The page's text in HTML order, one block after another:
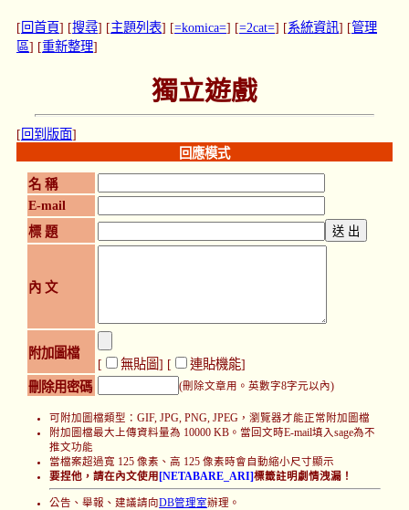
[ 回首頁] [搜尋] [主題列表] [=komica=] [=2cat=] [系統資訊] [管理
區] [重新整理]
獨立遊戲
[ 回到版面]
回應模式
名 稱
E-mail
標 題
內 文
附加圖檔
[ 無貼圖] [ 連貼機能]
刪除用密碼
(刪除文章用。英數字8字元以內)
可附加圖檔類型：GIF, JPG, PNG, JPEG，瀏覽器才能正常附加圖檔
附加圖檔最大上傳資料量為 10000 KB。當回文時E-mail填入sage為不
推文功能
當檔案超過寬 125 像素、高 125 像素時會自動縮小尺寸顯示
要捏他，請在內文使用 [NETABARE_ARI]標籤註明劇情洩漏！
公告、舉報、建議請向 DB管理室辦理。